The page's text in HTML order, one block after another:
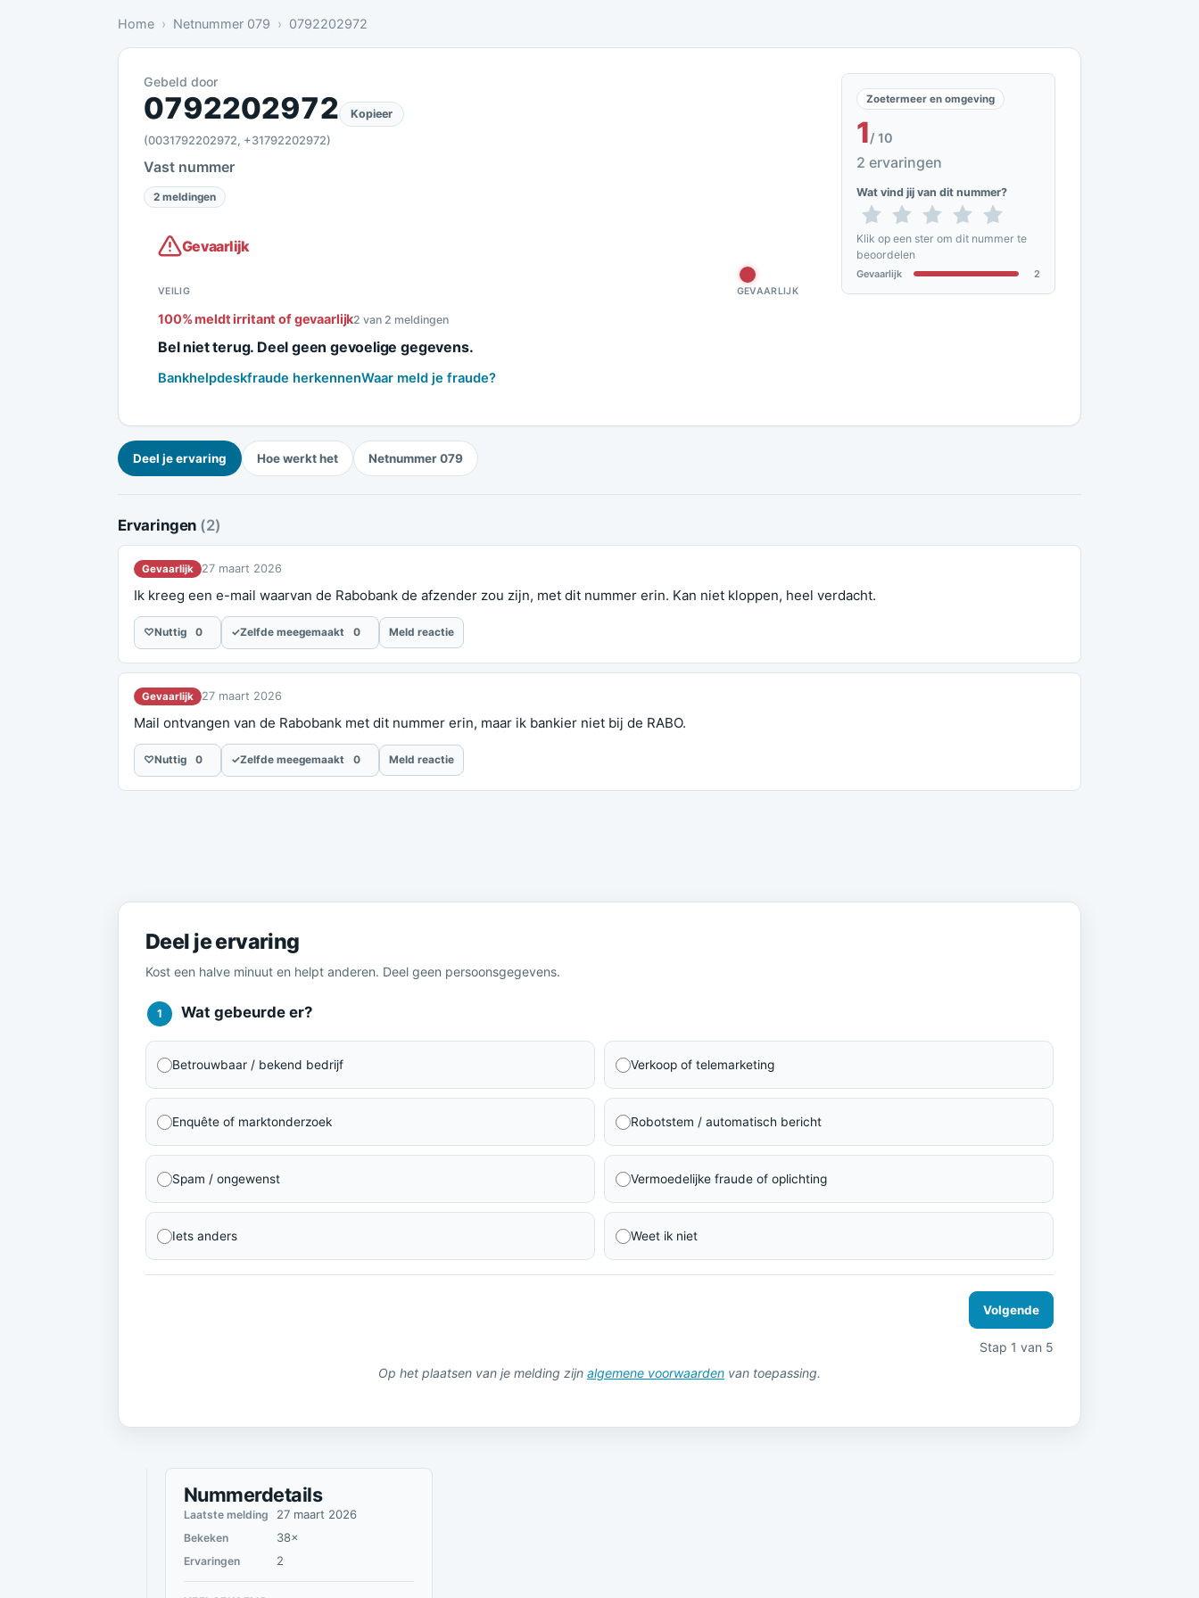
Home Netnummer 079 0792202972
Gevaarlijk: 2 meldingen bevestigen dit
Gebeld door
0792202972
(0031792202972, +31792202972)
Kopieer
Vast nummer
2 meldingen
Gevaarlijk
VEILIG GEVAARLIJK
100% meldt irritant of gevaarlijk2 van 2 meldingen
Bel niet terug. Deel geen gevoelige gegevens.
Bankhelpdeskfraude herkennenWaar meld je fraude?
Zoetermeer en omgeving
1/ 10
2 ervaringen
Wat vind jij van dit nummer?
Klik op een ster om dit nummer te
beoordelen
Gevaarlijk 2
Deel je ervaring Hoe werkt het Netnummer 079
Ervaringen (2)
Gevaarlijk 27 maart 2026
Ik kreeg een e-mail waarvan de Rabobank de afzender zou zijn, met dit nummer erin. Kan niet kloppen, heel verdacht.
♡Nuttig 0 ✓Zelfde meegemaakt 0 Meld reactie
Gevaarlijk 27 maart 2026
Mail ontvangen van de Rabobank met dit nummer erin, maar ik bankier niet bij de RABO.
♡Nuttig 0 ✓Zelfde meegemaakt 0 Meld reactie
Deel je ervaring
Kost een halve minuut en helpt anderen. Deel geen persoonsgegevens.
1 Wat gebeurde er?
Betrouwbaar / bekend bedrijf Verkoop of telemarketing
Enquête of marktonderzoek Robotstem / automatisch bericht
Spam / ongewenst Vermoedelijke fraude of oplichting
Iets anders Weet ik niet
Volgende
Stap 1 van 5
Op het plaatsen van je melding zijn algemene voorwaarden van toepassing.
Nummerdetails
Laatste melding 27 maart 2026
Bekeken 38×
Ervaringen 2